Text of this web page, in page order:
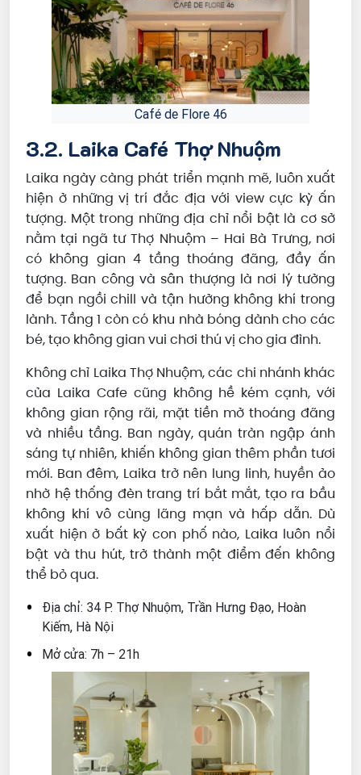
Café de Flore 46
3.2. Laika Café Thợ Nhuộm
Laika ngày càng phát triển mạnh mẽ, luôn xuất
hiện ở những vị trí đắc địa với view cực kỳ ấn
tượng. Một trong những địa chỉ nổi bật là cơ sở
nằm tại ngã tư Thợ Nhuộm – Hai Bà Trưng, nơi
có không gian 4 tầng thoáng đãng, đầy ấn
tượng. Ban công và sân thượng là nơi lý tưởng
để bạn ngồi chill và tận hưởng không khí trong
lành. Tầng 1 còn có khu nhà bóng dành cho các
bé, tạo không gian vui chơi thú vị cho gia đình.
Không chỉ Laika Thợ Nhuộm, các chi nhánh khác
của Laika Cafe cũng không hề kém cạnh, với
không gian rộng rãi, mặt tiền mở thoáng đãng
và nhiều tầng. Ban ngày, quán tràn ngập ánh
sáng tự nhiên, khiến không gian thêm phần tươi
mới. Ban đêm, Laika trở nên lung linh, huyền ảo
nhờ hệ thống đèn trang trí bắt mắt, tạo ra bầu
không khí vô cùng lãng mạn và hấp dẫn. Dù
xuất hiện ở bất kỳ con phố nào, Laika luôn nổi
bật và thu hút, trở thành một điểm đến không
thể bỏ qua.
Địa chỉ: 34 P. Thợ Nhuộm, Trần Hưng Đạo, Hoàn
Kiếm, Hà Nội
Mở cửa: 7h – 21h